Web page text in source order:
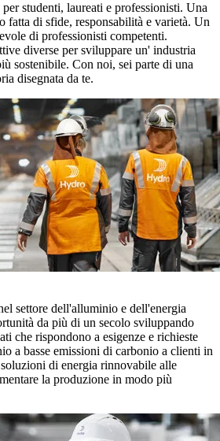
studenti, laureati e professionisti. Una
fatta di sfide, responsabilità e varietà. Un
di professionisti competenti.
diverse per sviluppare un' industria
sostenibile. Con noi, sei parte di una
disegnata da te.
settore dell'alluminio e dell'energia
da più di un secolo sviluppando
che rispondono a esigenze e richieste
a basse emissioni di carbonio a clienti in
di energia rinnovabile alle
la produzione in modo più